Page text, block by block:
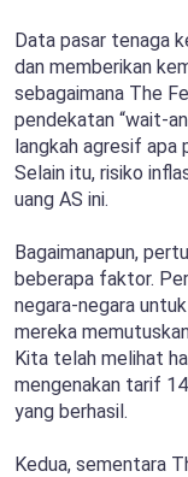
Data pasar tenaga
dan memberikan
sebagaimana The
pendekatan “wait-
langkah agresif apa
Selain itu, risiko
uang AS ini.
Bagaimanapun,
beberapa faktor.
negara-negara
mereka
Kita telah melihat
mengenakan tarif
yang berhasil.
Kedua, sementara